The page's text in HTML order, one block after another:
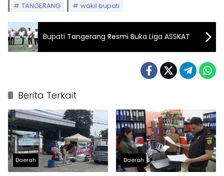
TANGERANG
wakil bupati
Bupati Tangerang Resmi Buka Liga ASSKAT
Berita Terkait
Daerah Daerah